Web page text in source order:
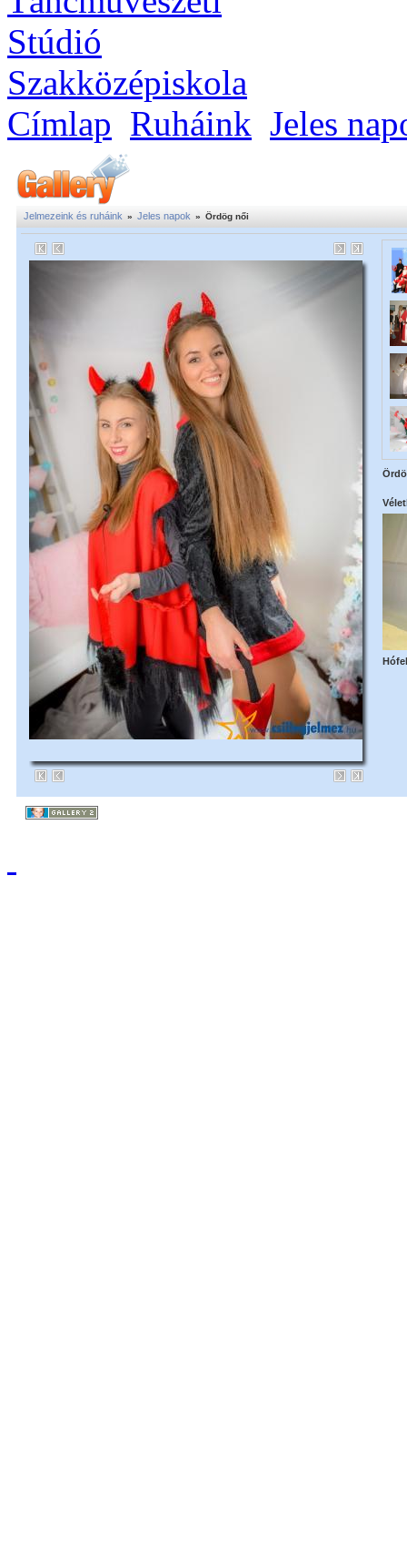
Címlap Ruháink Jeles
Jelmezeink és ruháink » Jeles napok » Ördög női